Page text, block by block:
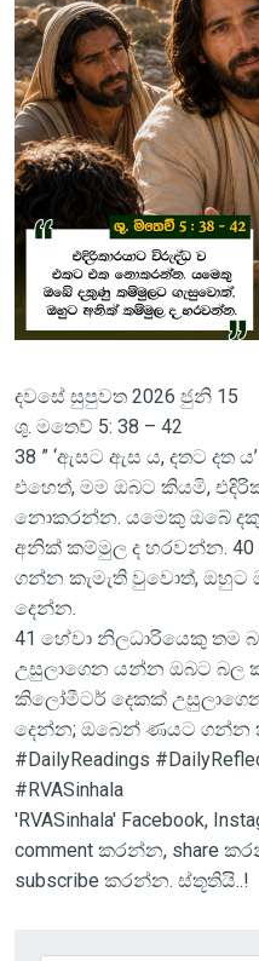
දවසේ සුපුවත 2026 ජුනි 15
ශු. මතෙව් 5: 38 – 42
38 ” ‘ඇසට ඇස ය, දතට දත
එහෙත්, මම ඔබට කියමි,
නොකරන්න. යමෙකු ඔබේ
අනික් කම්මුල ද හරවන්න.
ගන්න කැමැති වුවොත්, ඔහුට
දෙන්න.
41 හේවා නිලධාරියෙකු තම
උසුලාගෙන යන්න ඔබට බල
කිලෝමීටර් දෙකක්
දෙන්න; ඔබෙන් ණයට ගන්න
#DailyReadings
#RVASinhala
'RVASinhala' Facebook,
comment කරන්න, share
subscribe කරන්න. ස්තූතියි..!